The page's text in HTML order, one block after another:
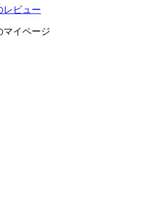
レビュー
マイページ